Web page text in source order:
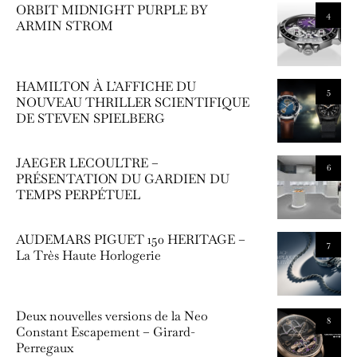
4
ORBIT MIDNIGHT PURPLE BY
ARMIN STROM
5
HAMILTON À L’AFFICHE DU
NOUVEAU THRILLER SCIENTIFIQUE
DE STEVEN SPIELBERG
6
JAEGER LECOULTRE –
PRÉSENTATION DU GARDIEN DU
TEMPS PERPÉTUEL
7
AUDEMARS PIGUET 150 HERITAGE –
La Très Haute Horlogerie
8
Deux nouvelles versions de la Neo
Constant Escapement – Girard-
Perregaux